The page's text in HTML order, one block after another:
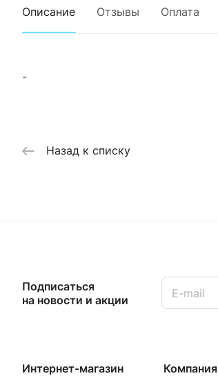
Описание Отзывы Оплата
-
Назад к списку
Подписаться
на новости и акции
Интернет-магазин Компания